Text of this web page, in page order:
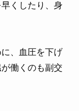
くしたり、身
、血圧を下げ
働くのも副交